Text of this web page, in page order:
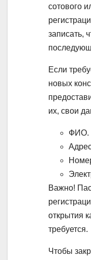
сотового
записать,
Если
новых
их, свои
ФИО.
Важно!
открытия
требуется.
Чтобы